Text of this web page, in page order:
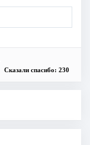
Сказали спасибо: 230